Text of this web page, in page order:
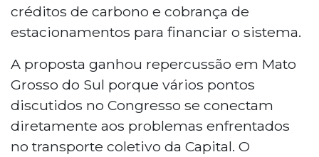
créditos de carbono e cobrança de
estacionamentos para financiar o sistema.
A proposta ganhou repercussão em Mato
Grosso do Sul porque vários pontos
discutidos no Congresso se conectam
diretamente aos problemas enfrentados
no transporte coletivo da Capital. O